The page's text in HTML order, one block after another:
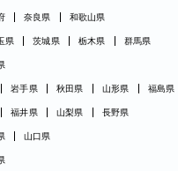
奈良県 和歌山県
県 茨城県 栃木県 群馬県
岩手県 秋田県 山形県 福島県
福井県 山梨県 長野県
山口県